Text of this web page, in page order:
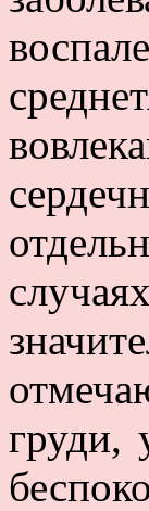
груди,